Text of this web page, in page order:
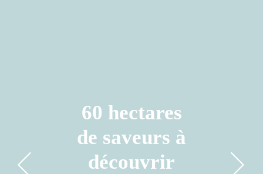
60 hectares
de saveurs à
découvrir
Réservations
disponibles!